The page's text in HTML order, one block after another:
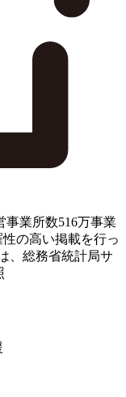
業所数516万事業
の高い掲載を行っ
、総務省統計局サ